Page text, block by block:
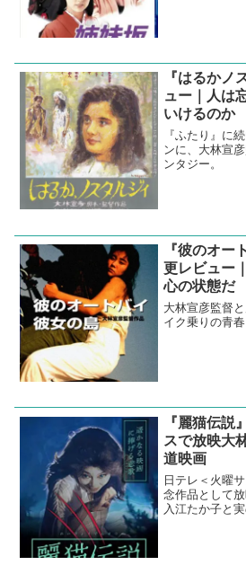
『はるかノ
ュー｜人は
いけるのか
『ふたり』に
ンに、大林宣
ンタジー。
『彼のオー
更レビュー
心の状態だ
大林宣彦監督
イク乗りの青
『麗猫伝説
スで放映大
道映画
日テレ＜火曜
念作品として
入江たか子と